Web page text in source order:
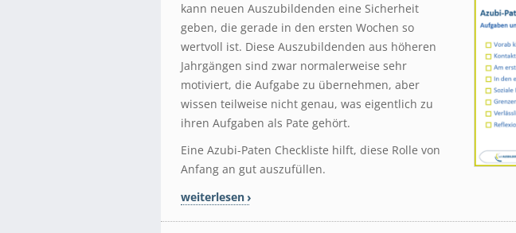
kann neuen Auszubildenden eine Sicherheit
geben, die gerade in den ersten Wochen so
wertvoll ist. Diese Auszubildenden aus höheren
Jahrgängen sind zwar normalerweise sehr
motiviert, die Aufgabe zu übernehmen, aber
wissen teilweise nicht genau, was eigentlich zu
ihren Aufgaben als Pate gehört.
Eine Azubi-Paten Checkliste hilft, diese Rolle von
Anfang an gut auszufüllen.
weiterlesen